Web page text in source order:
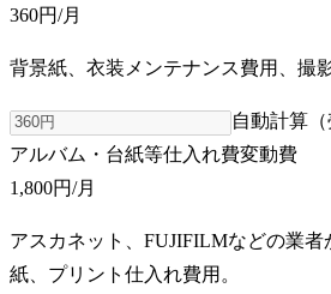
360円/月
背景紙、衣装メンテナンス費用、撮
自動計算
アルバム・台紙等仕入れ費変動費
1,800円/月
アスカネット、FUJIFILMなどの業者
紙、プリント仕入れ費用。